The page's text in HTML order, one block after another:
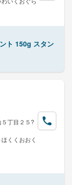
ト 150g スタン
丁目２５?
くくおおく